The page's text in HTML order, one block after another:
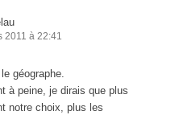
2011 à 22:41
géographe.
à peine, je dirais que plus
notre choix, plus les